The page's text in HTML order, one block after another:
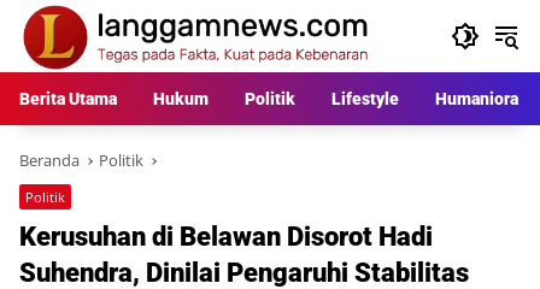
Langsung
konten
Berita Utama Hukum Politik Lifestyle Humaniora
Beranda Politik
Politik
Kerusuhan di Belawan Disorot Hadi
Suhendra, Dinilai Pengaruhi Stabilitas